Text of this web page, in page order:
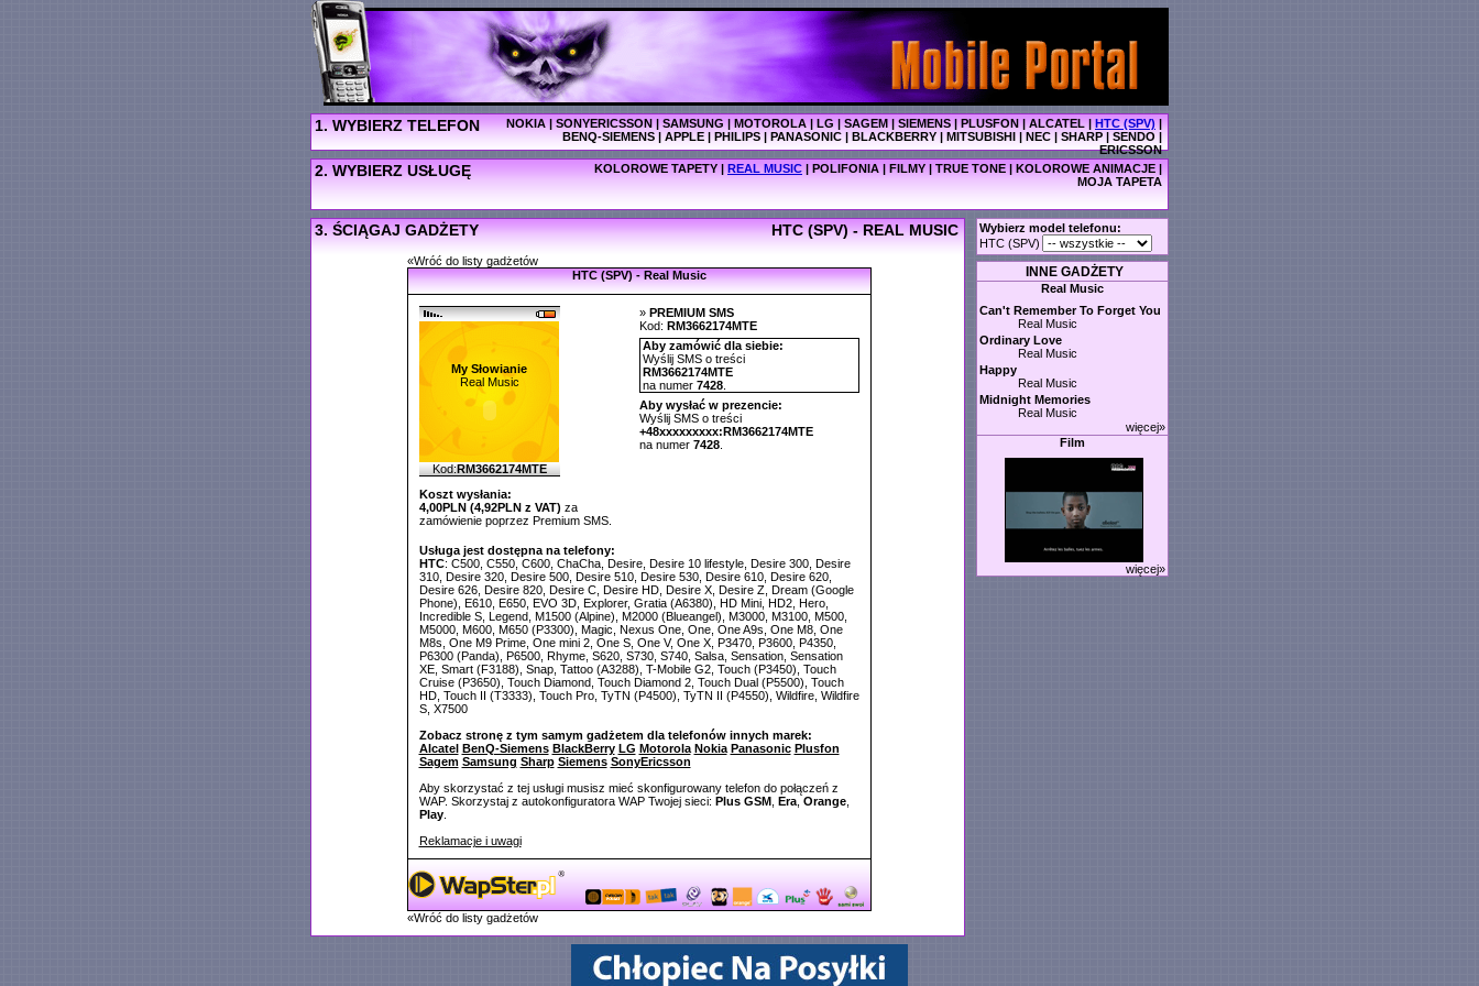
1. WYBIERZ TELEFON NOKIA|SONYERICSSON|SAMSUNG|MOTOROLA|LG|SAGEM|SIEMENS|PLUSFON|ALCATEL|HTC (SPV)|
BENQ-SIEMENS|APPLE|PHILIPS|PANASONIC|BLACKBERRY|MITSUBISHI|NEC|SHARP|SENDO|
ERICSSON
2. WYBIERZ USŁUGĘ KOLOROWE TAPETY | REAL MUSIC | POLIFONIA | FILMY | TRUE TONE | KOLOROWE ANIMACJE |
MOJA TAPETA
3. ŚCIĄGAJ GADŻETY HTC (SPV) - REAL MUSIC
«Wróć do listy gadżetów
HTC (SPV) - Real Music
My Słowianie
Real Music
Kod:RM3662174MTE
Koszt wysłania:
4,00PLN (4,92PLN z VAT) za
zamówienie poprzez Premium SMS.
» PREMIUM SMS
Kod: RM3662174MTE
Aby zamówić dla siebie:
Wyślij SMS o treści
RM3662174MTE
na numer 7428.
Aby wysłać w prezencie:
Wyślij SMS o treści
+48xxxxxxxxx:RM3662174MTE
na numer 7428.
Usługa jest dostępna na telefony:
HTC: C500, C550, C600, ChaCha, Desire, Desire 10 lifestyle, Desire 300, Desire
310, Desire 320, Desire 500, Desire 510, Desire 530, Desire 610, Desire 620,
Desire 626, Desire 820, Desire C, Desire HD, Desire X, Desire Z, Dream (Google
Phone), E610, E650, EVO 3D, Explorer, Gratia (A6380), HD Mini, HD2, Hero,
Incredible S, Legend, M1500 (Alpine), M2000 (Blueangel), M3000, M3100, M500,
M5000, M600, M650 (P3300), Magic, Nexus One, One, One A9s, One M8, One
M8s, One M9 Prime, One mini 2, One S, One V, One X, P3470, P3600, P4350,
P6300 (Panda), P6500, Rhyme, S620, S730, S740, Salsa, Sensation, Sensation
XE, Smart (F3188), Snap, Tattoo (A3288), T-Mobile G2, Touch (P3450), Touch
Cruise (P3650), Touch Diamond, Touch Diamond 2, Touch Dual (P5500), Touch
HD, Touch II (T3333), Touch Pro, TyTN (P4500), TyTN II (P4550), Wildfire, Wildfire
S, X7500
Zobacz stronę z tym samym gadżetem dla telefonów innych marek:
Alcatel BenQ-Siemens BlackBerry LG Motorola Nokia Panasonic Plusfon
Sagem Samsung Sharp Siemens SonyEricsson
Aby skorzystać z tej usługi musisz mieć skonfigurowany telefon do połączeń z
WAP. Skorzystaj z autokonfiguratora WAP Twojej sieci: Plus GSM, Era, Orange,
Play.
Reklamacje i uwagi
«Wróć do listy gadżetów
Wybierz model telefonu:
HTC (SPV)
INNE GADŻETY
Real Music
Can't Remember To Forget You
Real Music
Ordinary Love
Real Music
Happy
Real Music
Midnight Memories
Real Music
więcej»
Film
więcej»